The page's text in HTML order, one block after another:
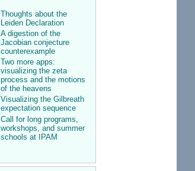
Thoughts about the
Leiden Declaration
A digestion of the
Jacobian conjecture
counterexample
Two more apps:
visualizing the zeta
process and the motions
of the heavens
Visualizing the Gilbreath
expectation sequence
Call for long programs,
workshops, and summer
schools at IPAM